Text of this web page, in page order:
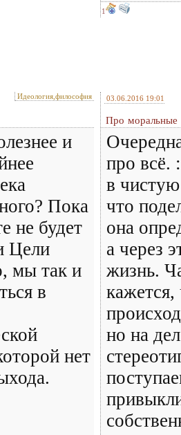
1
Идеология,философия
и
Пока
не будет
Цели
мы так и
в
нет
03.06.2016 19:01
Про моральные
про всё.
в
что
она
а через
жизнь.
кажется,
но на